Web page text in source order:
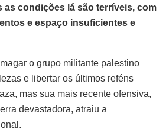
as condições lá são terríveis, com
e espaço insuficientes e
o grupo militante palestino
e libertar os últimos reféns
mas sua mais recente ofensiva,
devastadora, atraiu a